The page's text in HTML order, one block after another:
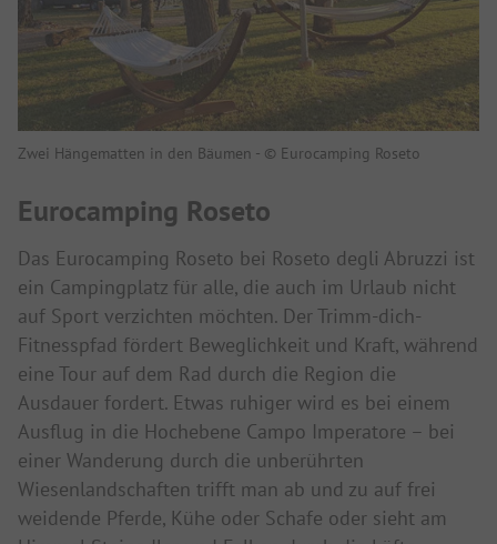
Zwei Hängematten in den Bäumen - © Eurocamping Roseto
Eurocamping Roseto
Das Eurocamping Roseto bei Roseto degli Abruzzi ist
ein Campingplatz für alle, die auch im Urlaub nicht
auf Sport verzichten möchten. Der Trimm-dich-
Fitnesspfad fördert Beweglichkeit und Kraft, während
eine Tour auf dem Rad durch die Region die
Ausdauer fordert. Etwas ruhiger wird es bei einem
Ausflug in die Hochebene Campo Imperatore – bei
einer Wanderung durch die unberührten
Wiesenlandschaften trifft man ab und zu auf frei
weidende Pferde, Kühe oder Schafe oder sieht am